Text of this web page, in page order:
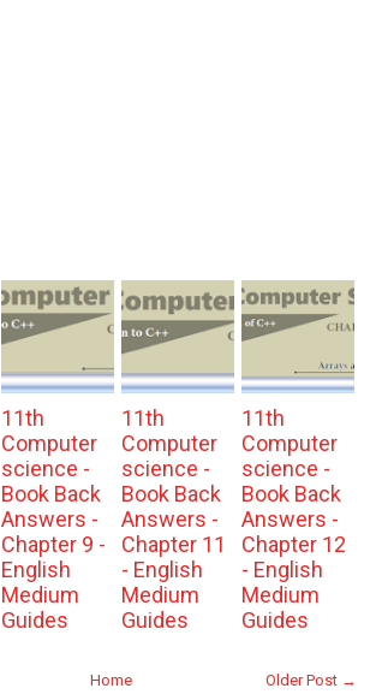
11th
Computer
science -
Book Back
Answers -
Chapter 9 -
English
Medium
Guides
11th
Computer
science -
Book Back
Answers -
Chapter 11
- English
Medium
Guides
11th
Computer
science -
Book Back
Answers -
Chapter 12
- English
Medium
Guides
Older Post →
Home